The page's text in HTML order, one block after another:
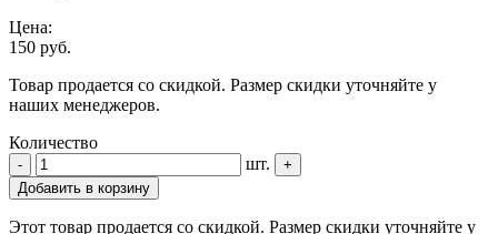
Цена:
150 руб.
Товар продается со скидкой. Размер скидки уточняйте у
наших менеджеров.
Количество
- шт.
+
Добавить в корзину
Этот товар продается со скидкой. Размер скидки уточняйте у